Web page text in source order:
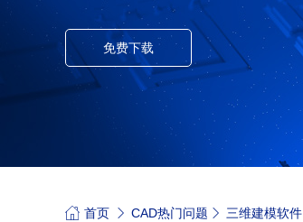
免费下载
首页 CAD热门问题 三维建模软件